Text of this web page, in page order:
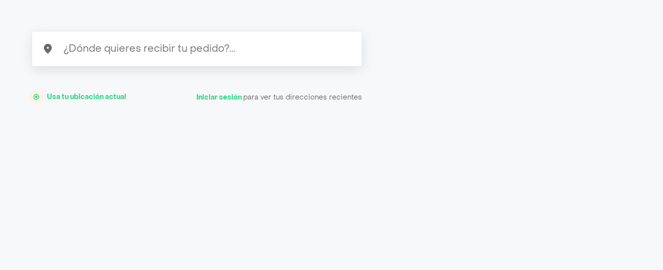
Usa tu ubicación actual Iniciar sesión para ver tus direcciones recientes